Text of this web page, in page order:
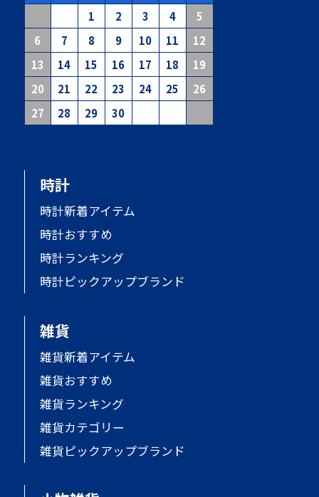
1 2 3 4
5
6
7 8 9 10 11
12
13
14 15 16 17 18
19
20
21 22 23 24 25
26
27
28 29 30
時計
時計新着アイテム
時計おすすめ
時計ランキング
時計ピックアップブランド
雑貨
雑貨新着アイテム
雑貨おすすめ
雑貨ランキング
雑貨カテゴリー
雑貨ピックアップブランド